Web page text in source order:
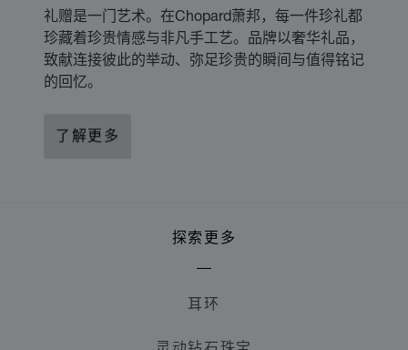
礼赠是一门艺术。在Chopard萧邦，每一件珍礼都
珍藏着珍贵情感与非凡手工艺。品牌以奢华礼品，
致献连接彼此的举动、弥足珍贵的瞬间与值得铭记
的回忆。
了解更多
探索更多
耳环